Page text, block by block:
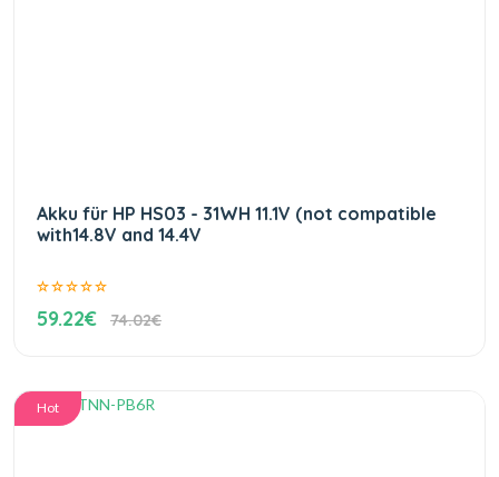
Akku für HP HS03 - 31WH 11.1V (not compatible
with14.8V and 14.4V
59.22€ 74.02€
Hot